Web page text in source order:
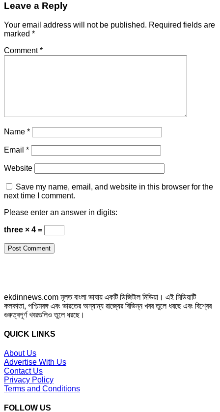
Leave a Reply
Your email address will not be published. Required fields are
marked *
Comment*
Name *
Email *
Website
Save my name, email, and website in this browser for the
next time I comment.
Please enter an answer in digits:
three × 4 =
ekdinnews.com মূলত বাংলা ভাষায় একটি ডিজিটাল মিডিয়া। এই মিডিয়াটি
কলকাতা, পশ্চিমবঙ্গ এবং ভারতের অন্যান্য রাজ্যের বিভিন্ন খবর তুলে ধরছে এবং বিশ্বের
গুরুত্বপূর্ণ খবরগুলিও তুলে ধরছে।
QUICK LINKS
About Us
Advertise With Us
Contact Us
Privacy Policy
Terms and Conditions
FOLLOW US